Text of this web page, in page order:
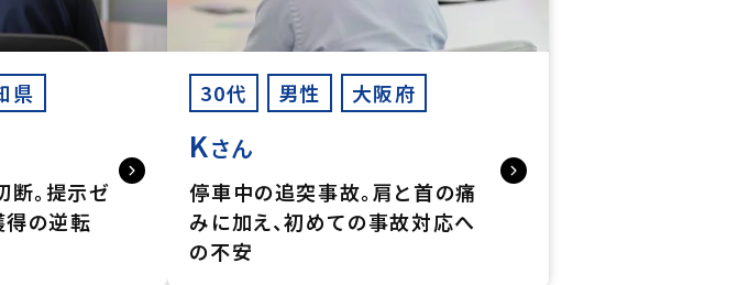
県
断。提示ゼ
の逆転
30代 男性 大阪府
Kさん
停車中の追突事故。肩と首の痛
みに加え、初めての事故対応へ
の不安